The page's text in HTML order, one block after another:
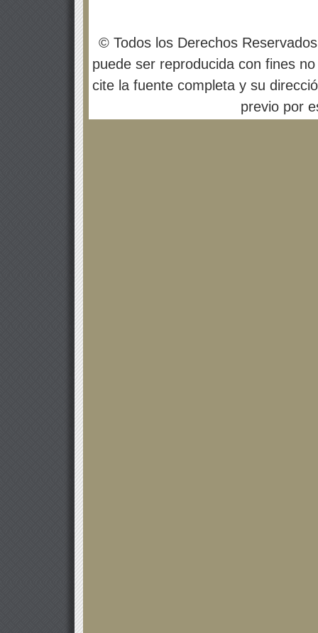
© Todos los Derechos
puede ser reproducida con fines
cite la fuente completa y su
previo por